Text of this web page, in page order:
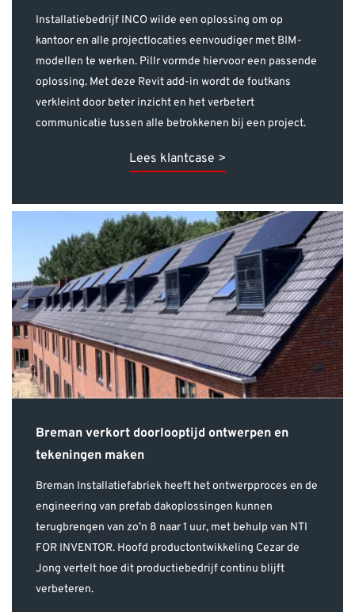
oplossing. Met deze Revit add-in wordt de foutkans
verkleint door beter inzicht en het verbetert
communicatie tussen alle betrokkenen bij een project.
Lees klantcase >
Breman verkort doorlooptijd ontwerpen en
tekeningen maken
Breman Installatiefabriek heeft het ontwerpproces en de
engineering van prefab dakoplossingen kunnen
FOR INVENTOR. Hoofd productontwikkeling Cezar de
Jong vertelt hoe dit productiebedrijf continu blijft
verbeteren.
Lees klantcase >